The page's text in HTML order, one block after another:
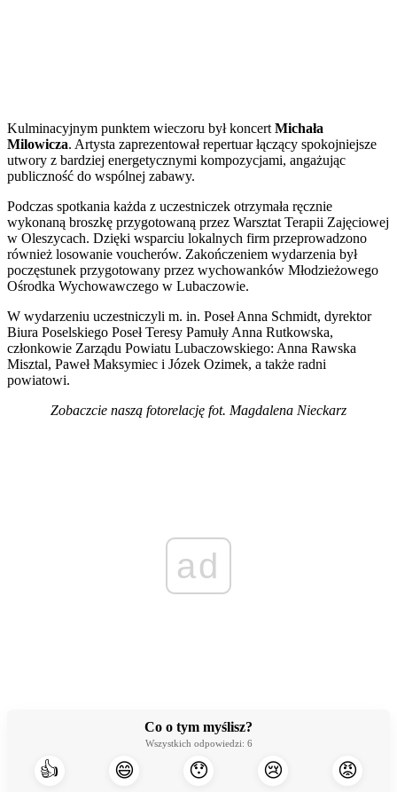
Kulminacyjnym punktem wieczoru był koncert Michała
Milowicza. Artysta zaprezentował repertuar łączący spokojniejsze
utwory z bardziej energetycznymi kompozycjami, angażując
publiczność do wspólnej zabawy.
Podczas spotkania każda z uczestniczek otrzymała ręcznie
wykonaną broszkę przygotowaną przez Warsztat Terapii Zajęciowej
w Oleszycach. Dzięki wsparciu lokalnych firm przeprowadzono
również losowanie voucherów. Zakończeniem wydarzenia był
poczęstunek przygotowany przez wychowanków Młodzieżowego
Ośrodka Wychowawczego w Lubaczowie.
W wydarzeniu uczestniczyli m. in. Poseł Anna Schmidt, dyrektor
Biura Poselskiego Poseł Teresy Pamuły Anna Rutkowska,
członkowie Zarządu Powiatu Lubaczowskiego: Anna Rawska
Misztal, Paweł Maksymiec i Józek Ozimek, a także radni
powiatowi.
Zobaczcie naszą fotorelację fot. Magdalena Nieckarz
ad
Co o tym myślisz?
Wszystkich odpowiedzi: 6
👍 😄 😯 😢 😡